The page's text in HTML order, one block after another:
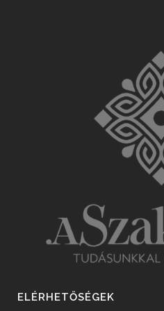
ELÉRHETŐSÉGEK